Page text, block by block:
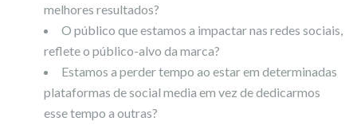
melhores resultados?
O público que estamos a impactar nas redes sociais,
reflete o público-alvo da marca?
Estamos a perder tempo ao estar em determinadas
plataformas de social media em vez de dedicarmos
esse tempo a outras?